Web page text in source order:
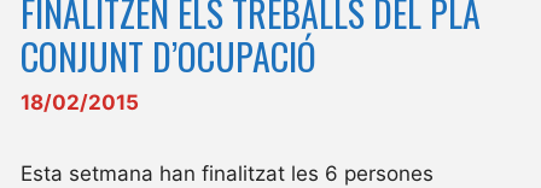
FINALITZEN ELS TREBALLS DEL PLA
CONJUNT D’OCUPACIÓ
18/02/2015
Esta setmana han finalitzat les 6 persones